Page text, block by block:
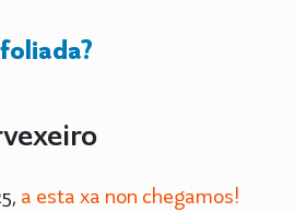
a esta xa non chegamos!